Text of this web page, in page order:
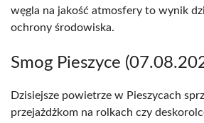
węgla na jakość atmosfery to wynik
ochrony środowiska.
Smog Pieszyce
Dzisiejsze powietrze w Pieszycach
przejażdżkom na rolkach czy